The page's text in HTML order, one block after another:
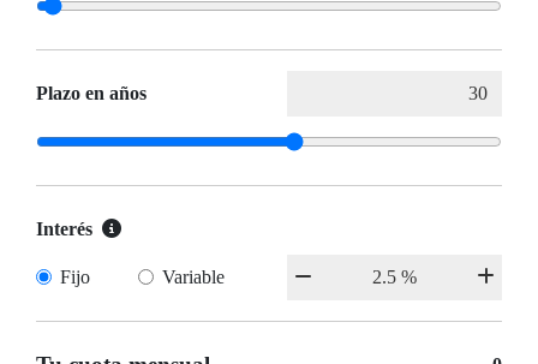
Plazo en años
Interés
Fijo Variable